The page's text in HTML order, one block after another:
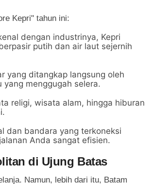
Kepri" tahun ini:
dengan industrinya, Kepri
putih dan air laut sejernih
yang ditangkap langsung oleh
menggugah selera.
religi, wisata alam, hingga hiburan
dan bandara yang terkoneksi
Anda sangat efisien.
di Ujung Batas
Namun, lebih dari itu, Batam